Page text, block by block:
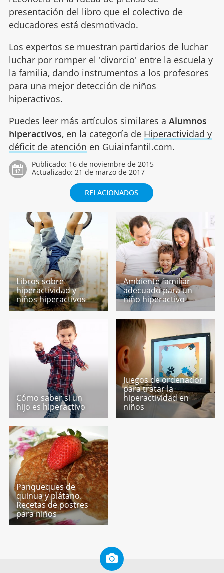
presentación del libro que el colectivo de
educadores está desmotivado.
Los expertos se muestran partidarios de luchar
luchar por romper el 'divorcio' entre la escuela y
la familia, dando instrumentos a los profesores
para una mejor detección de niños
hiperactivos.
Puedes leer más artículos similares a Alumnos
hiperactivos, en la categoría de Hiperactividad y
déficit de atención en Guiainfantil.com.
Publicado: 16 de noviembre de 2015
Actualizado: 21 de marzo de 2017
RELACIONADOS
Libros sobre
hiperactividad y
niños hiperactivos
Ambiente familiar
adecuado para un
niño hiperactivo
Cómo saber si un
hijo es hiperactivo
Juegos de ordenador
para tratar la
hiperactividad en
niños
Panqueques de
quinua y plátano.
Recetas de postres
para niños